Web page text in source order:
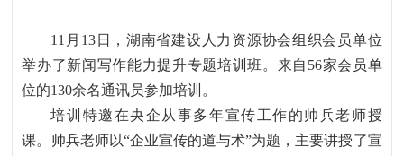
11 月 13日，湖南省建设人力资源协会组织会员单位
举办了新闻写作能力提升专题培训班。来自 56家会员单
位的130余名通讯员参加培训。
培训特邀在央企从事多年宣传工作的帅兵老师授
课。帅兵老师以“企业宣传的道与术”为题，主要讲授了宣